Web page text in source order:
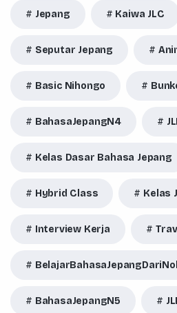
Jepang Kaiwa JLC
Seputar Jepang
Basic Nihongo
BahasaJepangN4
Kelas Dasar Bahasa Jepang
Hybrid Class Kelas
Interview Kerja
BelajarBahasaJepangDariNol
BahasaJepangN5